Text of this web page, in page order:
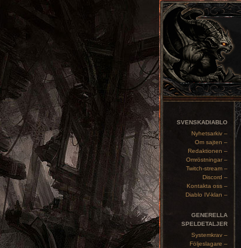
SVENSKADIABLO
Nyhetsarkiv –
Om sajten –
Redaktionen –
Omröstningar –
Twitch-stream –
Discord –
Kontakta oss –
Diablo IV-klan –
GENERELLA
SPELDETALJER
Systemkrav –
Följeslagare –